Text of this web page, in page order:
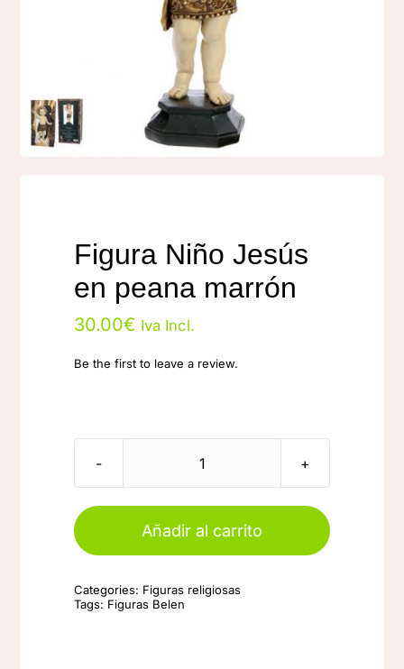
Figura Niño Jesús
en peana marrón
30.00€ Iva Incl.
Be the first to leave a review.
Figura
Jesús
marrón
Añadir al carrito
Categories: Figuras religiosas
Tags: Figuras Belen